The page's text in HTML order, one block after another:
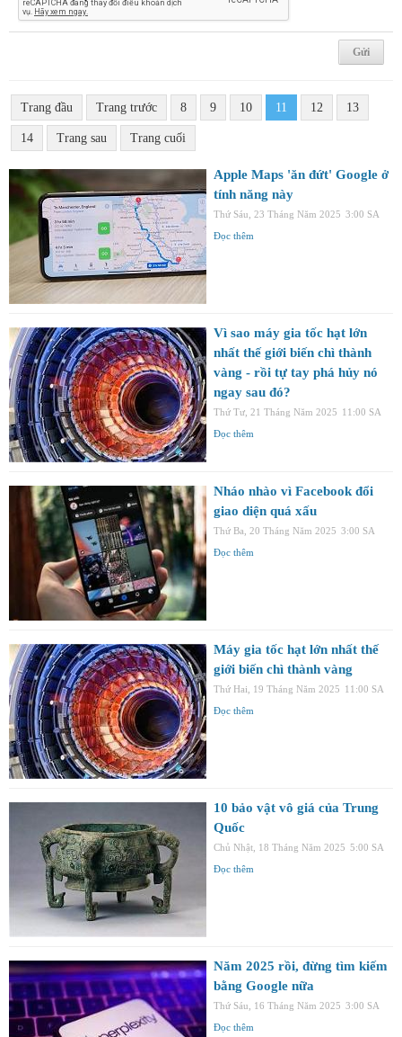
Trang đầu Trang trước 8 9 10 11 12 13
14 Trang sau Trang cuối
Apple Maps 'ăn đứt' Google ở
tính năng này
Thứ Sáu, 23 Tháng Năm 2025 3:00 SA
Đọc thêm
Vì sao máy gia tốc hạt lớn
nhất thế giới biến chì thành
vàng - rồi tự tay phá hủy nó
ngay sau đó?
Thứ Tư, 21 Tháng Năm 2025 11:00 SA
Đọc thêm
Nháo nhào vì Facebook đổi
giao diện quá xấu
Thứ Ba, 20 Tháng Năm 2025 3:00 SA
Đọc thêm
Máy gia tốc hạt lớn nhất thế
giới biến chì thành vàng
Thứ Hai, 19 Tháng Năm 2025 11:00 SA
Đọc thêm
10 bảo vật vô giá của Trung
Quốc
Chủ Nhật, 18 Tháng Năm 2025 5:00 SA
Đọc thêm
Năm 2025 rồi, đừng tìm kiếm
bằng Google nữa
Thứ Sáu, 16 Tháng Năm 2025 3:00 SA
Đọc thêm